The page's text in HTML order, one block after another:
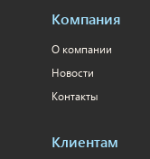
Компания
О компании
Новости
Контакты
Клиентам